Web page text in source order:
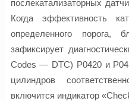
послекатализаторных
Когда эффективность
определенного порога,
зафиксирует
Codes — DTC) P0420 и
цилиндров
включится индикатор